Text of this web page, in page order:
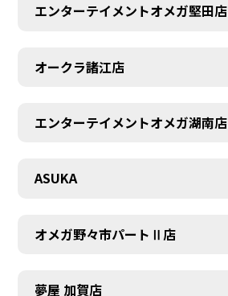
エンターテイメントオメガ堅田店
オークラ諸江店
エンターテイメントオメガ湖南店
ASUKA
オメガ野々市パートⅡ店
夢屋 加賀店